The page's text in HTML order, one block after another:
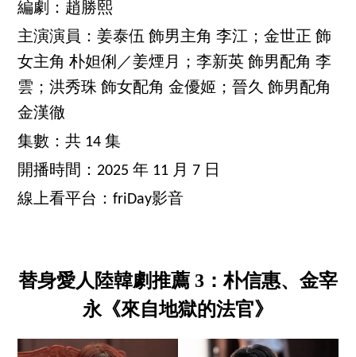
編劇：趙勝熙
主演演員：姜泰伍 飾男主角 李江；金世正 飾
女主角 朴妲俐／姜煙月；李新英 飾男配角 李
雲；洪秀珠 飾女配角 金優姬；晉久 飾男配角
金漢徹
集數：共 14 集
開播時間：2025 年 11 月 7 日
線上看平台：friDay影音
替身愛人陸韓劇推薦 3：朴信惠、金宰
永《來自地獄的法官》